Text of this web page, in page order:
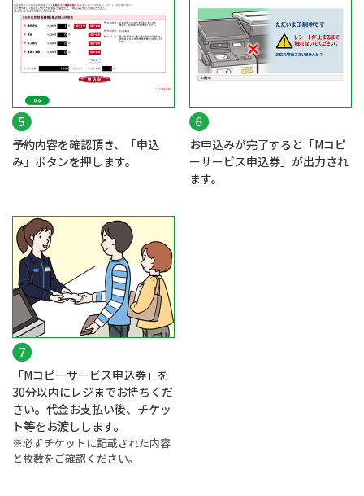
予約内容を確認頂き、「申込
み」ボタンを押します。
お申込みが完了すると「Mコピ
ーサービス申込券」が出力され
ます。
「Mコピーサービス申込券」を
30分以内にレジまでお持ちくだ
さい。代金お支払い後、チケッ
ト等をお渡しします。
※必ずチケットに記載された内容
と枚数をご確認ください。